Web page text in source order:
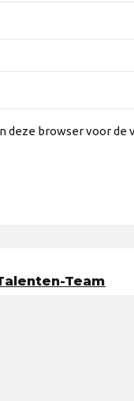
deze browser voor
Team